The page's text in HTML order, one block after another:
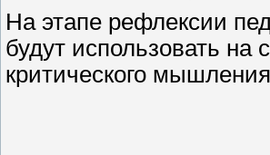
На этапе рефлексии
будут использовать
критического